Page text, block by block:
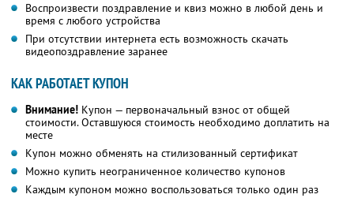
Воспроизвести поздравление и квиз можно в любой день и
время с любого устройства
При отсутствии интернета есть возможность скачать
видеопоздравление заранее
КАК РАБОТАЕТ КУПОН
Внимание! Купон — первоначальный взнос от общей
стоимости. Оставшуюся стоимость необходимо доплатить на
месте
Купон можно обменять на стилизованный сертификат
Можно купить неограниченное количество купонов
Каждым купоном можно воспользоваться только один раз